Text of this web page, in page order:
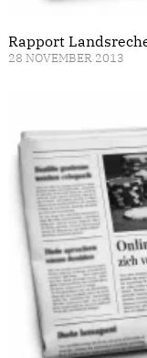
Rapport
28 NOVEMBER 2013